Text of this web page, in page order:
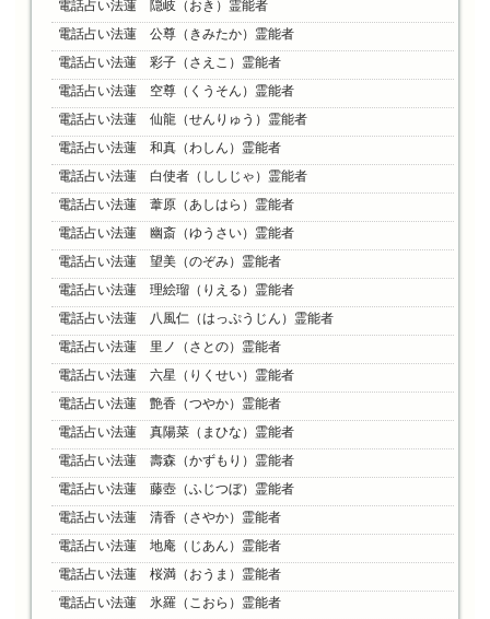
電話占い法蓮 隠岐（おき）霊能者
電話占い法蓮 公尊（きみたか）霊能者
電話占い法蓮 彩子（さえこ）霊能者
電話占い法蓮 空尊（くうそん）霊能者
電話占い法蓮 仙龍（せんりゅう）霊能者
電話占い法蓮 和真（わしん）霊能者
電話占い法蓮 白使者（ししじゃ）霊能者
電話占い法蓮 葦原（あしはら）霊能者
電話占い法蓮 幽斎（ゆうさい）霊能者
電話占い法蓮 望美（のぞみ）霊能者
電話占い法蓮 理絵瑠（りえる）霊能者
電話占い法蓮 八風仁（はっぷうじん）霊能者
電話占い法蓮 里ノ（さとの）霊能者
電話占い法蓮 六星（りくせい）霊能者
電話占い法蓮 艶香（つやか）霊能者
電話占い法蓮 真陽菜（まひな）霊能者
電話占い法蓮 壽森（かずもり）霊能者
電話占い法蓮 藤壺（ふじつぼ）霊能者
電話占い法蓮 清香（さやか）霊能者
電話占い法蓮 地庵（じあん）霊能者
電話占い法蓮 桜満（おうま）霊能者
電話占い法蓮 氷羅（こおら）霊能者